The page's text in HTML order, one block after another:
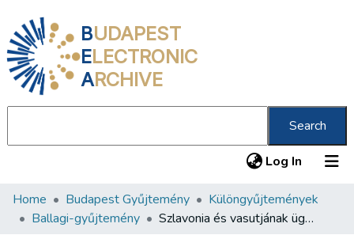
BUDAPEST
ELECTRONIC
ARCHIVE
Search
Log In (current)
Communities & Collections
Home Budapest Gyűjtemény
Különgyűjtemények
Ballagi-gyűjtemény
Szlavonia és vasutjának ügye /